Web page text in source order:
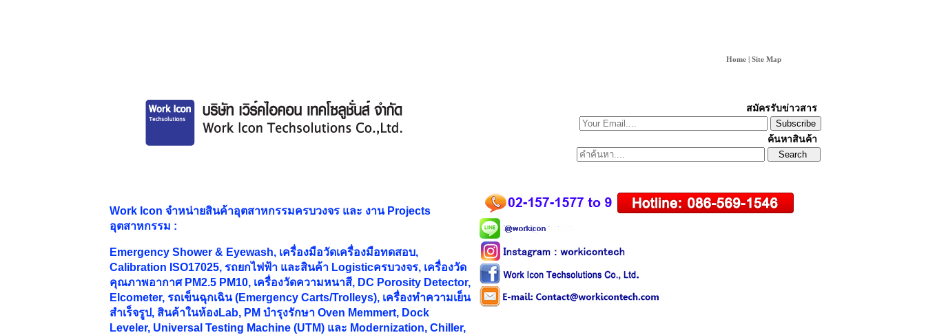
Home| Site Map
สมัครรับข่าวสาร
Subscribe
ค้นหาสินค้า
Work Icon จำหน่ายสินค้าอุตสาหกรรมครบวงจร และ งาน Projects
อุตสาหกรรม :
Emergency Shower & Eyewash, เครื่องมือวัดเครื่องมือทดสอบ,
Calibration ISO17025, รถยกไฟฟ้า และสินค้า Logisticครบวงจร, เครื่องวัด
คุณภาพอากาศ PM2.5 PM10, เครื่องวัดความหนาสี, DC Porosity Detector,
Elcometer, รถเข็นฉุกเฉิน (Emergency Carts/Trolleys), เครื่องทำความเย็น
สำเร็จรูป, สินค้าในห้องLab, PM บำรุงรักษา Oven Memmert, Dock
Leveler, Universal Testing Machine (UTM) และ Modernization, Chiller,